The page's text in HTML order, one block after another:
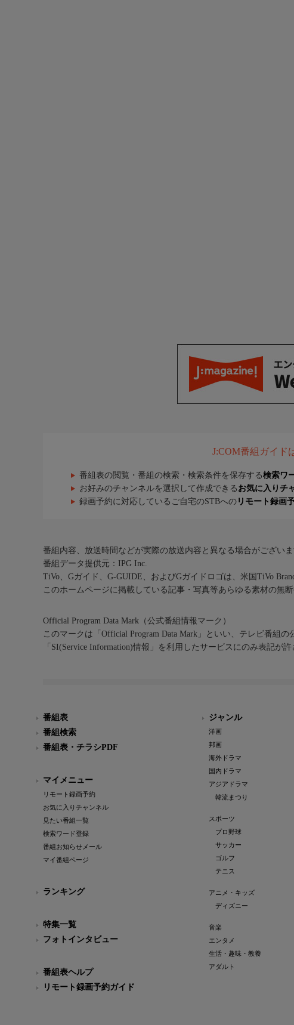
J:COM番組ガイド
番組表の閲覧・番組の検索・検索条件を保存する検索ワ
お好みのチャンネルを選択して作成できる お気に入りチ
録画予約に対応しているご自宅のSTBへの リモート録画
番組内容、放送時間などが実際の放送内容と異なる場合がございま
番組データ提供元：IPG Inc.
TiVo、Gガイド、G-GUIDE、およびGガイドロゴは、米国TiVo
このホームページに掲載している記事・写真等あらゆる素材の無断
Official Program Data Mark（公式番組情報マーク）
このマークは「Official Program Data Mark」といい、テレビ番組の
「SI(Service Information)情報」を利用したサービスにのみ表記が許
番組表
番組検索
番組表・チラシPDF
マイメニュー
リモート録画予約
お気に入りチャンネル
見たい番組一覧
検索ワード登録
番組お知らせメール
マイ番組ページ
ランキング
特集一覧
フォトインタビュー
番組表ヘルプ
リモート録画予約ガイド
ジャンル
洋画
邦画
海外ドラマ
国内ドラマ
アジアドラマ
韓流まつり
スポーツ
プロ野球
サッカー
ゴルフ
テニス
アニメ・キッズ
ディズニー
音楽
エンタメ
生活・趣味・教養
アダルト